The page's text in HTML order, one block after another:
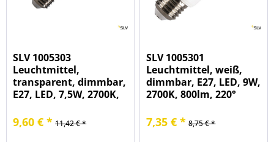
SLV 1005303
Leuchtmittel,
transparent, dimmbar,
E27, LED, 7,5W, 2700K,
9,60 € * 11,42 € *
SLV 1005301
Leuchtmittel, weiß,
dimmbar, E27, LED, 9W,
2700K, 800lm, 220°
7,35 € * 8,75 € *